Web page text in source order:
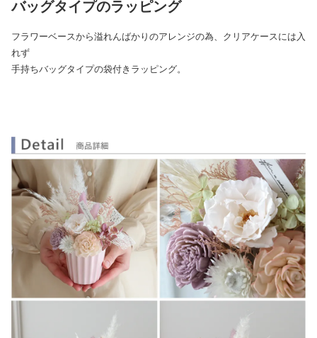
バッグタイプのラッピング
フラワーベースから溢れんばかりのアレンジの為、クリアケースには入
れず
手持ちバッグタイプの袋付きラッピング。